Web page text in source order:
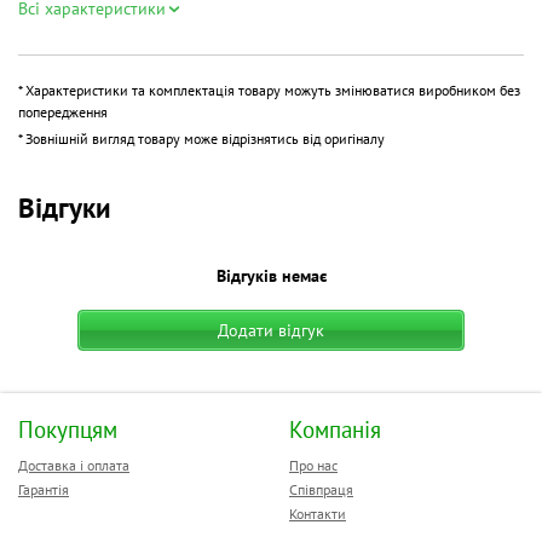
Всі характеристики
* Характеристики та комплектація товару можуть змінюватися виробником без
попередження
* Зовнішній вигляд товару може відрізнятись від оригіналу
Відгуки
Відгуків немає
Додати відгук
Покупцям
Доставка і оплата
Гарантія
Компанія
Про нас
Співпраця
Контакти